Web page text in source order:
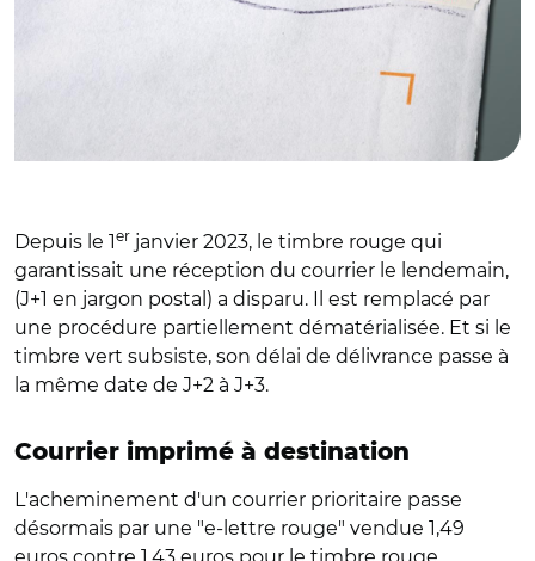
Depuis le 1er janvier 2023, le timbre rouge qui
garantissait une réception du courrier le lendemain,
(J+1 en jargon postal) a disparu. Il est remplacé par
une procédure partiellement dématérialisée. Et si le
timbre vert subsiste, son délai de délivrance passe à
la même date de J+2 à J+3.
Courrier imprimé à destination
L'acheminement d'un courrier prioritaire passe
désormais par une "e-lettre rouge" vendue 1,49
euros contre 1,43 euros pour le timbre rouge.